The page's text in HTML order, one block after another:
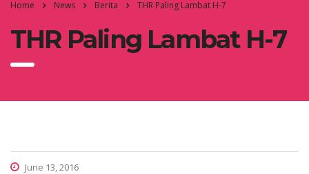
Home News Berita THR Paling Lambat H-7
THR Paling Lambat H-7
June 13, 2016